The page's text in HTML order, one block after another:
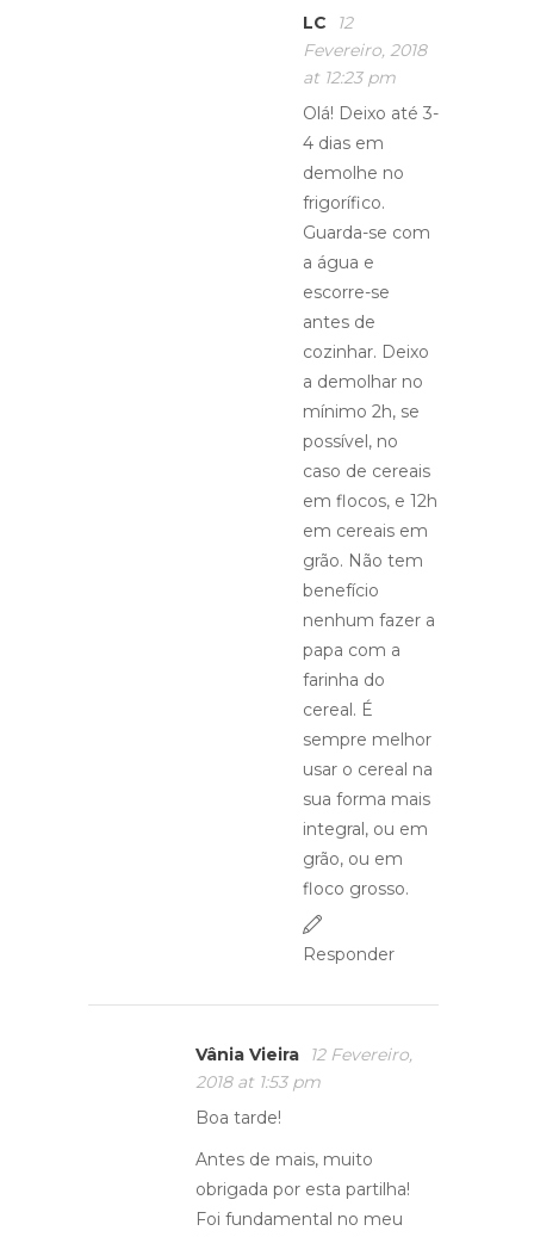
LC
12
Fevereiro, 2018
at 12:23 pm
Olá! Deixo até 3-
4 dias em
demolhe no
frigorífico.
Guarda-se com
a água e
escorre-se
antes de
cozinhar. Deixo
a demolhar no
mínimo 2h, se
possível, no
caso de cereais
em flocos, e 12h
em cereais em
grão. Não tem
benefício
nenhum fazer a
papa com a
farinha do
cereal. É
sempre melhor
usar o cereal na
sua forma mais
integral, ou em
grão, ou em
floco grosso.
Responder
Vânia Vieira
12 Fevereiro,
2018 at 1:53 pm
Boa tarde!
Antes de mais, muito
obrigada por esta partilha!
Foi fundamental no meu